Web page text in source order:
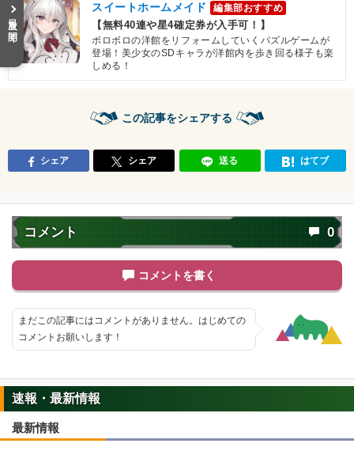
スイートホームメイド 編集部おすすめ
【無料40連や星4確定券が入手可！】
ボロボロの洋館をリフォームしていくパズルゲームが
登場！美少女のSDキャラが洋館内を歩き回る様子も楽
しめる！
この記事をシェアする
シェア シェア 送る はてブ
コメント 0
コメントを書く
まだこの記事にはコメントがありません。はじめての
コメントお願いします！
目次を開く
速報・最新情報
最新情報